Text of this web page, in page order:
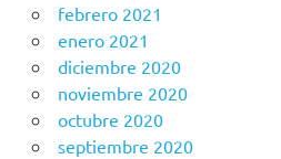
febrero 2021
enero 2021
diciembre 2020
noviembre 2020
octubre 2020
septiembre 2020